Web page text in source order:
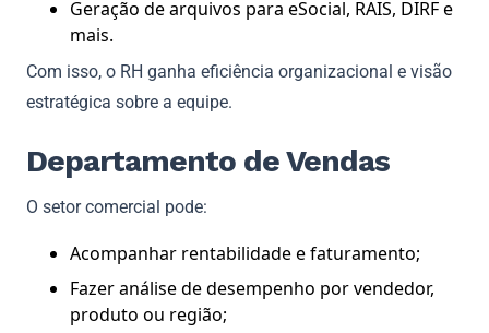
Geração de arquivos para eSocial, RAIS, DIRF e
mais.
Com isso, o RH ganha eficiência organizacional e visão
estratégica sobre a equipe.
Departamento de Vendas
O setor comercial pode:
Acompanhar rentabilidade e faturamento;
Fazer análise de desempenho por vendedor,
produto ou região;